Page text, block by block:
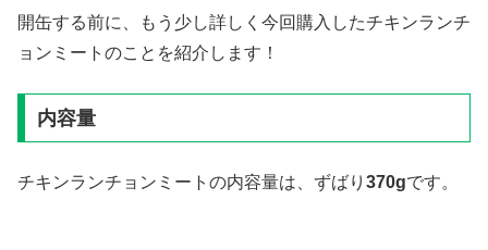
開缶する前に、もう少し詳しく今回購入したチキンランチ
ョンミートのことを紹介します！
内容量
チキンランチョンミートの内容量は、ずばり 370gです。